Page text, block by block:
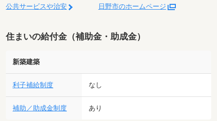
公共サービスや治安 日野市のホームページ
住まいの給付金（補助金・助成金）
新築建築
利子補給制度 なし
補助／助成金制度 あり